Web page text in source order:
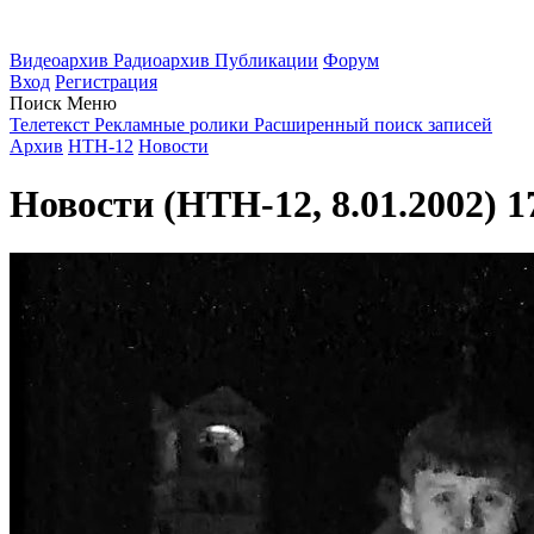
Видеоархив Радиоархив Публикации Форум
Вход Регистрация
Поиск Меню
Телетекст Рекламные ролики Расширенный поиск записей
Архив НТН-12 Новости
Новости (НТН-12, 8.01.2002)